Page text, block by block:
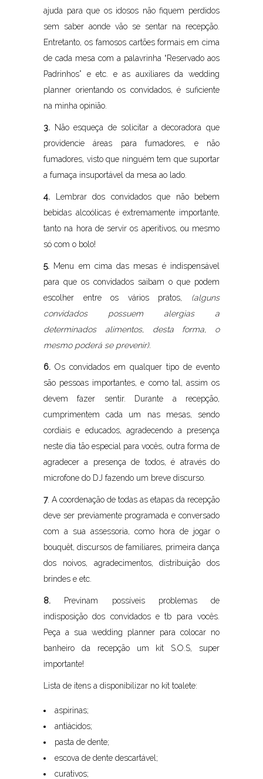
ajuda para que os idosos não fiquem perdidos
sem saber aonde vão se sentar na recepção.
Entretanto, os famosos cartões formais em cima
de cada mesa com a palavrinha “Reservado aos
Padrinhos” e etc. e as auxiliares da wedding
planner orientando os convidados, é suficiente
na minha opinião.
3. Não esqueça de solicitar a decoradora que
providencie áreas para fumadores, e não
fumadores, visto que ninguém tem que suportar
a fumaça insuportável da mesa ao lado.
4. Lembrar dos convidados que não bebem
bebidas alcoólicas é extremamente importante,
tanto na hora de servir os aperitivos, ou mesmo
só com o bolo!
5. Menu em cima das mesas é indispensável
para que os convidados saibam o que podem
escolher entre os vários pratos, (alguns
convidados possuem alergias a
determinados alimentos, desta forma, o
mesmo poderá se prevenir).
6. Os convidados em qualquer tipo de evento
são pessoas importantes, e como tal, assim os
devem fazer sentir. Durante a recepção,
cumprimentem cada um nas mesas, sendo
cordiais e educados, agradecendo a presença
neste dia tão especial para vocês, outra forma de
agradecer a presença de todos, é através do
microfone do DJ fazendo um breve discurso.
7. A coordenação de todas as etapas da recepção
deve ser previamente programada e conversado
com a sua assessoria, como hora de jogar o
bouquêt, discursos de familiares, primeira dança
dos noivos, agradecimentos, distribuição dos
brindes e etc.
8. Previnam possíveis problemas de
indisposição dos convidados e tb para vocês.
Peça a sua wedding planner para colocar no
banheiro da recepção um kit S.O.S, super
importante!
Lista de itens a disponibilizar no kit toalete:
aspirinas;
antiácidos;
pasta de dente;
escova de dente descartável;
curativos;